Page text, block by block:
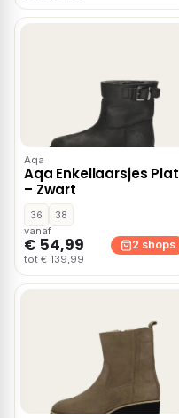
Aqa
Aqa Enkellaarsjes Plat
– Zwart
36
38
vanaf
€ 54,99
tot € 139,99
2 shops